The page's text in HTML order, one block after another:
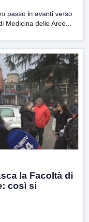
passo in avanti verso
Medicina delle Aree...
la Facoltà di
così si